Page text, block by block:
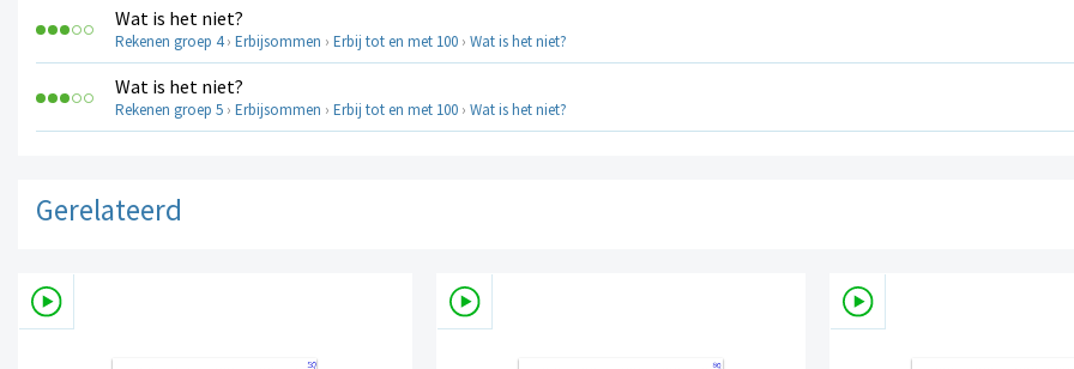
Wat is het niet?
Rekenen groep 4› Erbijsommen › Erbij tot en met 100 › Wat is het niet?
Wat is het niet?
Rekenen groep 5 › Erbijsommen › Erbij tot en met 100 › Wat is het niet?
Gerelateerd